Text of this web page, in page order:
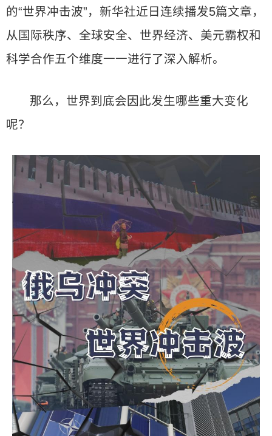
的“世界冲击波”，新华社近日连续播发5篇文章，
从国际秩序、全球安全、世界经济、美元霸权和
科学合作五个维度一一进行了深入解析。
那么，世界到底会因此发生哪些重大变化
呢？